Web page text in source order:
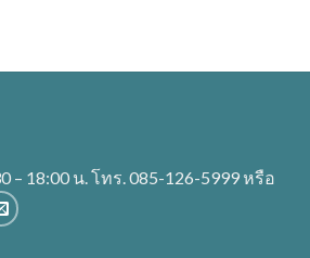
– 18:00 น. โทร. 085-126-5999 หรือ